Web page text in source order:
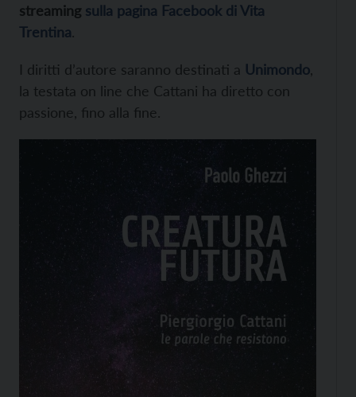
streaming sulla pagina Facebook di Vita
Trentina.
I diritti d’autore saranno destinati a Unimondo
la testata on line che Cattani ha diretto con
passione, fino alla fine.